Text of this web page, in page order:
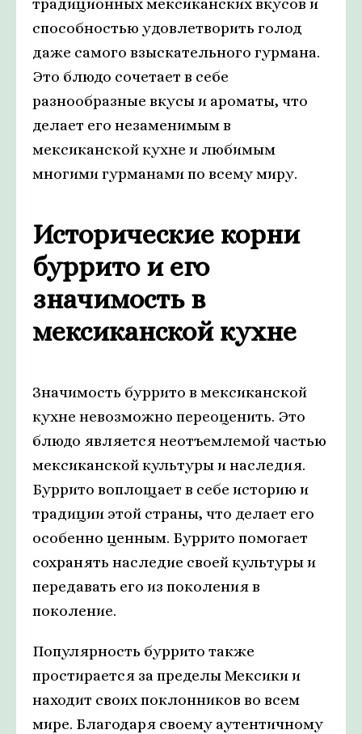
традиционных мексиканских вкусов и
способностью удовлетворить голод
даже самого взыскательного гурмана.
Это блюдо сочетает в себе
разнообразные вкусы и ароматы, что
делает его незаменимым в
мексиканской кухне и любимым
многими гурманами по всему миру.
Исторические корни
буррито и его
значимость в
мексиканской кухне
Значимость буррито в мексиканской
кухне невозможно переоценить. Это
блюдо является неотъемлемой частью
мексиканской культуры и наследия.
Буррито воплощает в себе историю и
традиции этой страны, что делает его
особенно ценным. Буррито помогает
сохранять наследие своей культуры и
передавать его из поколения в
поколение.
Популярность буррито также
простирается за пределы Мексики и
находит своих поклонников во всем
мире. Благодаря своему аутентичному